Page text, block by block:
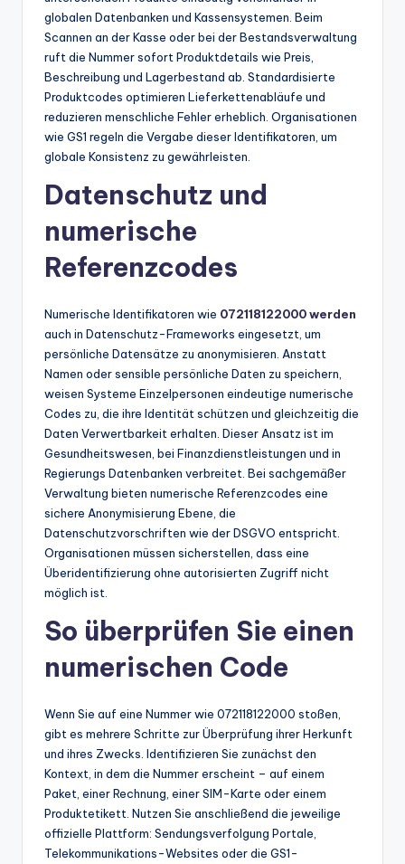
globalen Datenbanken und Kassensystemen. Beim
Scannen an der Kasse oder bei der Bestandsverwaltung
ruft die Nummer sofort Produktdetails wie Preis,
Beschreibung und Lagerbestand ab. Standardisierte
Produktcodes optimieren Lieferkettenabläufe und
reduzieren menschliche Fehler erheblich. Organisationen
wie GS1 regeln die Vergabe dieser Identifikatoren, um
globale Konsistenz zu gewährleisten.
Datenschutz und
numerische
Referenzcodes
Numerische Identifikatoren wie 072118122000 werden
auch in Datenschutz-Frameworks eingesetzt, um
persönliche Datensätze zu anonymisieren. Anstatt
Namen oder sensible persönliche Daten zu speichern,
weisen Systeme Einzelpersonen eindeutige numerische
Codes zu, die ihre Identität schützen und gleichzeitig die
Daten Verwertbarkeit erhalten. Dieser Ansatz ist im
Gesundheitswesen, bei Finanzdienstleistungen und in
Regierungs Datenbanken verbreitet. Bei sachgemäßer
Verwaltung bieten numerische Referenzcodes eine
sichere Anonymisierung Ebene, die
Datenschutzvorschriften wie der DSGVO entspricht.
Organisationen müssen sicherstellen, dass eine
Überidentifizierung ohne autorisierten Zugriff nicht
möglich ist.
So überprüfen Sie einen
numerischen Code
Wenn Sie auf eine Nummer wie 072118122000 stoßen,
gibt es mehrere Schritte zur Überprüfung ihrer Herkunft
und ihres Zwecks. Identifizieren Sie zunächst den
Kontext, in dem die Nummer erscheint – auf einem
Paket, einer Rechnung, einer SIM-Karte oder einem
Produktetikett. Nutzen Sie anschließend die jeweilige
offizielle Plattform: Sendungsverfolgung Portale,
Telekommunikations-Websites oder die GS1-